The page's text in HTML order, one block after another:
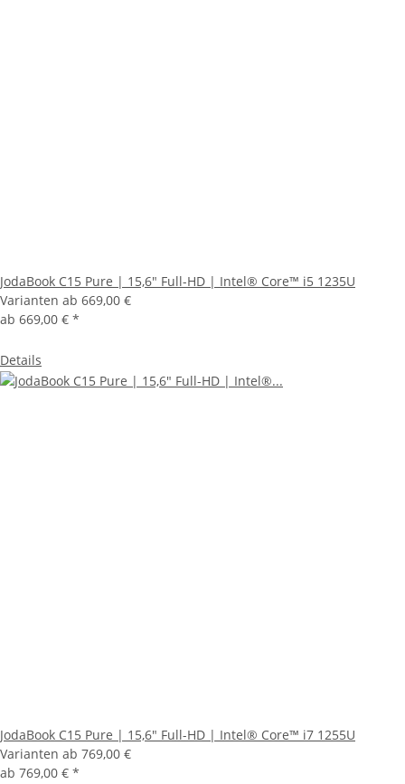
JodaBook C15 Pure | 15,6" Full-HD | Intel® Core™ i5 1235U
Varianten ab 669,00 €
ab 669,00 € *
Details
JodaBook C15 Pure | 15,6" Full-HD | Intel® Core™ i7 1255U
Varianten ab 769,00 €
ab 769,00 € *